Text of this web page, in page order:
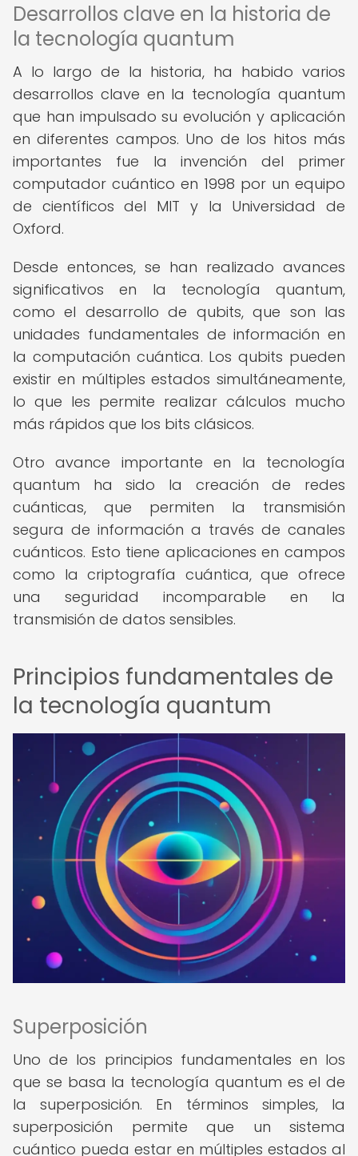
Desarrollos clave en la historia de
la tecnología quantum
A lo largo de la historia, ha habido varios
desarrollos clave en la tecnología quantum
que han impulsado su evolución y aplicación
en diferentes campos. Uno de los hitos más
importantes fue la invención del primer
computador cuántico en 1998 por un equipo
de científicos del MIT y la Universidad de
Oxford.
Desde entonces, se han realizado avances
significativos en la tecnología quantum,
como el desarrollo de qubits, que son las
unidades fundamentales de información en
la computación cuántica. Los qubits pueden
existir en múltiples estados simultáneamente,
lo que les permite realizar cálculos mucho
más rápidos que los bits clásicos.
Otro avance importante en la tecnología
quantum ha sido la creación de redes
cuánticas, que permiten la transmisión
segura de información a través de canales
cuánticos. Esto tiene aplicaciones en campos
como la criptografía cuántica, que ofrece
una seguridad incomparable en la
transmisión de datos sensibles.
Principios fundamentales de
la tecnología quantum
Superposición
Uno de los principios fundamentales en los
que se basa la tecnología quantum es el de
la superposición. En términos simples, la
superposición permite que un sistema
cuántico pueda estar en múltiples estados al